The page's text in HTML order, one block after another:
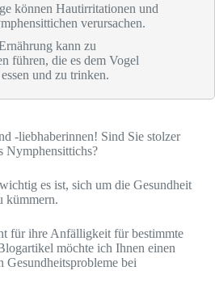
können Hautirritationen und
verursachen.
kann zu
führen, die es dem Vogel
und zu trinken.
-liebhaberinnen! Sind Sie stolzer
Nymphensittichs?
es ist, sich um die Gesundheit
kümmern.
für ihre Anfälligkeit für bestimmte
möchte ich Ihnen einen
bei